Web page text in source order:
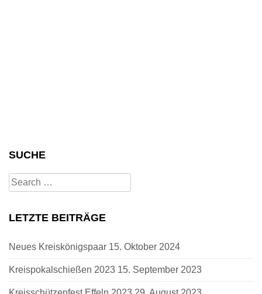
SUCHE
Search
for:
LETZTE BEITRÄGE
Neues Kreiskönigspaar 15. Oktober 2024
Kreispokalschießen 2023 15. September 2023